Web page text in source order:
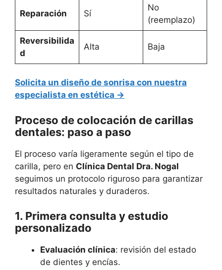
Reparación Sí
No
(reemplazo)
Reversibilida
d
Alta Baja
Solicita un diseño de sonrisa con nuestra
especialista en estética →
Proceso de colocación de carillas
dentales: paso a paso
El proceso varía ligeramente según el tipo de
carilla, pero en Clínica Dental Dra. Nogal
seguimos un protocolo riguroso para garantizar
resultados naturales y duraderos.
1. Primera consulta y estudio
personalizado
Evaluación clínica: revisión del estado
de dientes y encías.